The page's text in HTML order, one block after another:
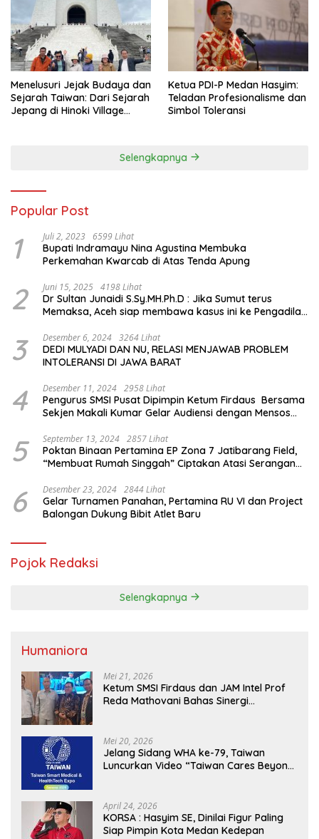
Menelusuri Jejak Budaya dan
Sejarah Taiwan: Dari Sejarah
Jepang di Hinoki Village
Ketua PDI-P Medan Hasyim:
Teladan Profesionalisme dan
Simbol Toleransi
Selengkapnya
Popular Post
1 Juli 2, 2023 6599 Lihat
Bupati Indramayu Nina Agustina Membuka
Perkemahan Kwarcab di Atas Tenda Apung
2 Juni 15, 2025 4198 Lihat
Dr Sultan Junaidi S.Sy.MH.Ph.D : Jika Sumut terus
Memaksa, Aceh siap membawa kasus ini ke Pengadilan
3 Desember 6, 2024 3264 Lihat
DEDI MULYADI DAN NU, RELASI MENJAWAB PROBLEM
INTOLERANSI DI JAWA BARAT
4 Desember 11, 2024 2958 Lihat
Pengurus SMSI Pusat Dipimpin Ketum Firdaus Bersama
Sekjen Makali Kumar Gelar Audiensi dengan Mensos
5 September 13, 2024 2857 Lihat
Poktan Binaan Pertamina EP Zona 7 Jatibarang Field,
“Membuat Rumah Singgah” Ciptakan Atasi Serangan
6 Desember 23, 2024 2844 Lihat
Gelar Turnamen Panahan, Pertamina RU VI dan Project
Balongan Dukung Bibit Atlet Baru
Pojok Redaksi
Selengkapnya
Humaniora
Mei 21, 2026
Ketum SMSI Firdaus dan JAM Intel Prof
Reda Mathovani Bahas Sinergi
MBG, Perkuat Pengawasan Program
Pemerintah
Mei 20, 2026
Jelang Sidang WHA ke-79, Taiwan
Luncurkan Video “Taiwan Cares Beyond
April 24, 2026
KORSA : Hasyim SE, Dinilai Figur Paling
Siap Pimpin Kota Medan Kedepan